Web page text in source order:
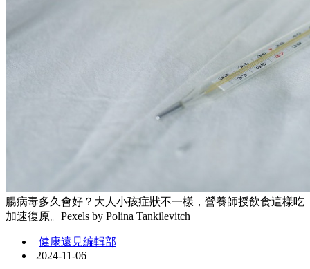
腸病毒多久會好？大人小孩症狀不一樣，營養師授飲食這樣吃
加速復原。Pexels by Polina Tankilevitch
健康遠見編輯部
2024-11-06